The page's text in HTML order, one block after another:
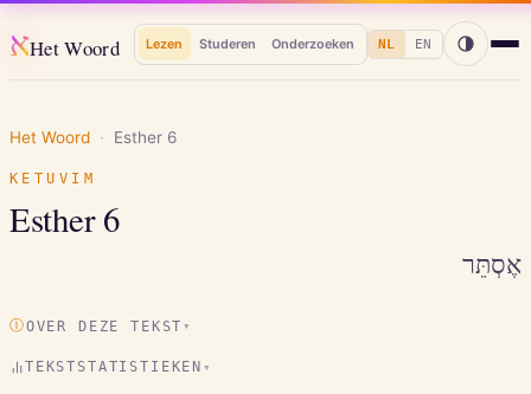
אHet Woord Lezen Studeren Onderzoeken NL EN
Het Woord · Esther 6
KETUVIM
Esther 6
אֶסְתֵּר
ⒾOVER DEZE TEKST ▾
TEKSTSTATISTIEKEN ▾